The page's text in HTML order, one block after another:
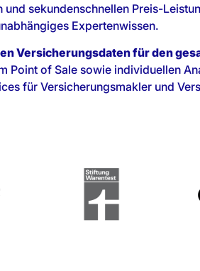
sekundenschnellen Preis-
Expertenwissen.
Versicherungsdaten für den
Point of Sale sowie individuellen
für Versicherungsmakler und